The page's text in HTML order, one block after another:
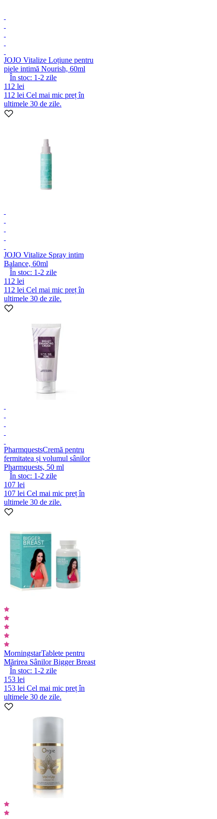
JOJO Vitalize Loțiune pentru
piele intimă Nourish, 60ml
În stoc: 1-2 zile
112 lei
112 lei Cel mai mic preț în
ultimele 30 de zile.
JOJO Vitalize Spray intim
Balance, 60ml
În stoc: 1-2 zile
112 lei
112 lei Cel mai mic preț în
ultimele 30 de zile.
PharmquestsCremă pentru
fermitatea și volumul sânilor
Pharmquests, 50 ml
În stoc: 1-2 zile
107 lei
107 lei Cel mai mic preț în
ultimele 30 de zile.
MorningstarTablete pentru
Mărirea Sânilor Bigger Breast
În stoc: 1-2 zile
153 lei
153 lei Cel mai mic preț în
ultimele 30 de zile.